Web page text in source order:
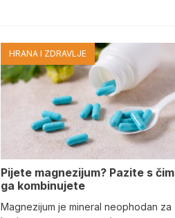
HRANA I ZDRAVLJE
Pijete magnezijum? Pazite s čim
ga kombinujete
Magnezijum je mineral neophodan za